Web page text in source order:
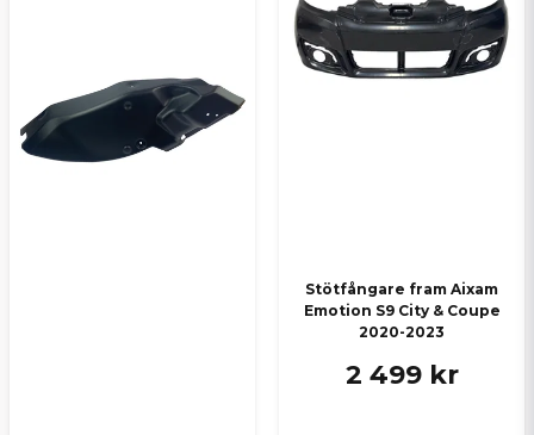
Stötfångare fram Aixam
Emotion S9 City & Coupe
2020-2023
2 499 kr